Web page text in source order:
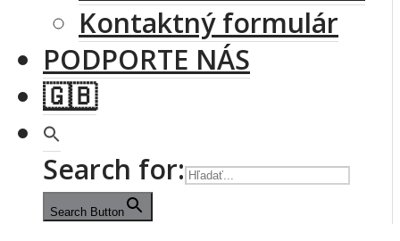
Kontaktný formulár
PODPORTE NÁS
Search for:
Search Button